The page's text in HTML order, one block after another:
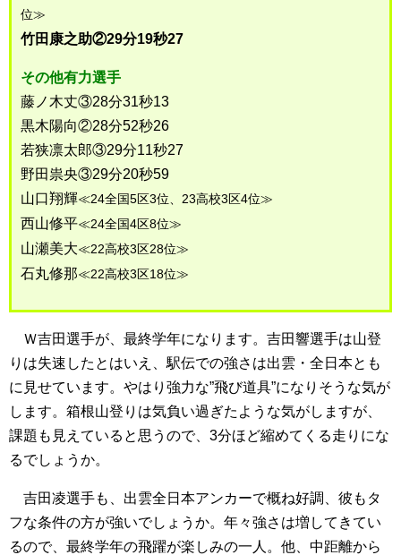
位≫
竹田康之助②29分19秒27
その他有力選手
藤ノ木丈③28分31秒13
黒木陽向②28分52秒26
若狭凛太郎③29分11秒27
野田祟央③29分20秒59
山口翔輝≪24全国5区3位、23高校3区4位≫
西山修平≪24全国4区8位≫
山瀬美大≪22高校3区28位≫
石丸修那≪22高校3区18位≫
Ｗ吉田選手が、最終学年になります。吉田響選手は山登
りは失速したとはいえ、駅伝での強さは出雲・全日本とも
に見せています。やはり強力な”飛び道具”になりそうな気が
します。箱根山登りは気負い過ぎたような気がしますが、
課題も見えていると思うので、3分ほど縮めてくる走りにな
るでしょうか。
吉田凌選手も、出雲全日本アンカーで概ね好調、彼もタ
フな条件の方が強いでしょうか。年々強さは増してきてい
るので、最終学年の飛躍が楽しみの一人。他、中距離から